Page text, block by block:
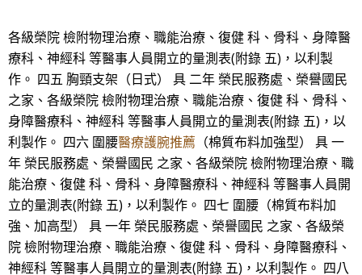
各級榮院 檢附物理治療、職能治療、復健 科、骨科、身障醫
療科、神經科 等醫事人員開立的量測表(附錄 五)，以利製
作。 四五 胸頸支架（日式） 具 二年 榮民服務處、榮譽國民
之家、各級榮院 檢附物理治療、職能治療、復健 科、骨科、
身障醫療科、神經科 等醫事人員開立的量測表(附錄 五)，以
利製作。 四六 圍腰醫療護腕推薦 （棉質布料加強型） 具 一
年 榮民服務處、榮譽國民 之家、各級榮院 檢附物理治療、職
能治療、復健 科、骨科、身障醫療科、神經科 等醫事人員開
立的量測表(附錄 五)，以利製作。 四七 圍腰（棉質布料加
強、加高型） 具 一年 榮民服務處、榮譽國民 之家、各級榮
院 檢附物理治療、職能治療、復健 科、骨科、身障醫療科、
神經科 等醫事人員開立的量測表(附錄 五)，以利製作。 四八